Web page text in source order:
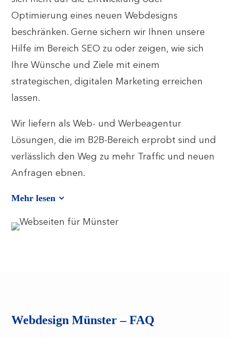
Optimierung eines neuen Webdesigns
beschränken. Gerne sichern wir Ihnen unsere
Hilfe im Bereich SEO zu oder zeigen, wie sich
Ihre Wünsche und Ziele mit einem
strategischen, digitalen Marketing erreichen
lassen.
Wir liefern als Web- und Werbeagentur
Lösungen, die im B2B-Bereich erprobt sind und
verlässlich den Weg zu mehr Traffic und neuen
Anfragen ebnen.
Mehr lesen
Webdesign Münster – FAQ